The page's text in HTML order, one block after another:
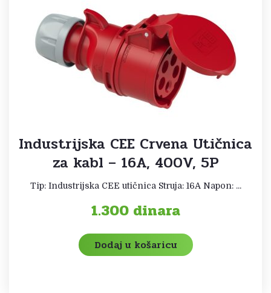
Industrijska CEE Crvena Utičnica
za kabl – 16A, 400V, 5P
Tip: Industrijska CEE utičnica Struja: 16A Napon: ...
1.300 dinara
Dodaj u košaricu